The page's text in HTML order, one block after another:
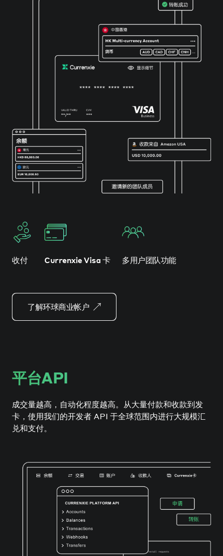
收付 Currenxie Visa 卡 多用户团队功能
了解环球商业帐户
平台API
成交量越高，自动化程度越高。从大量付款和收款到发
卡，使用我们的开发者 API 于全球范围内进行大规模汇
兑和支付。